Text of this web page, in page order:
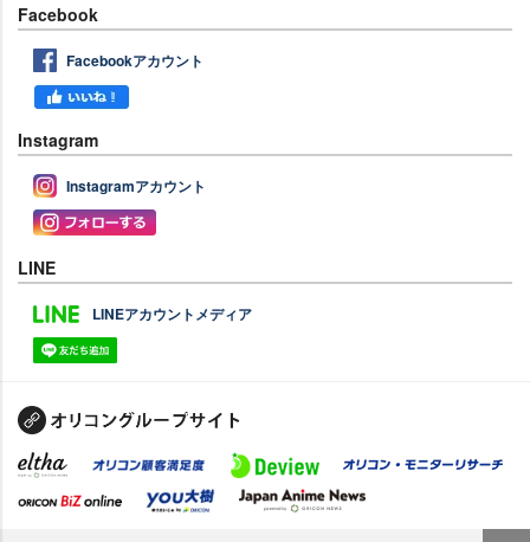
Facebook
Facebookアカウント
Instagram
Instagramアカウント
LINE
LINEアカウントメディア